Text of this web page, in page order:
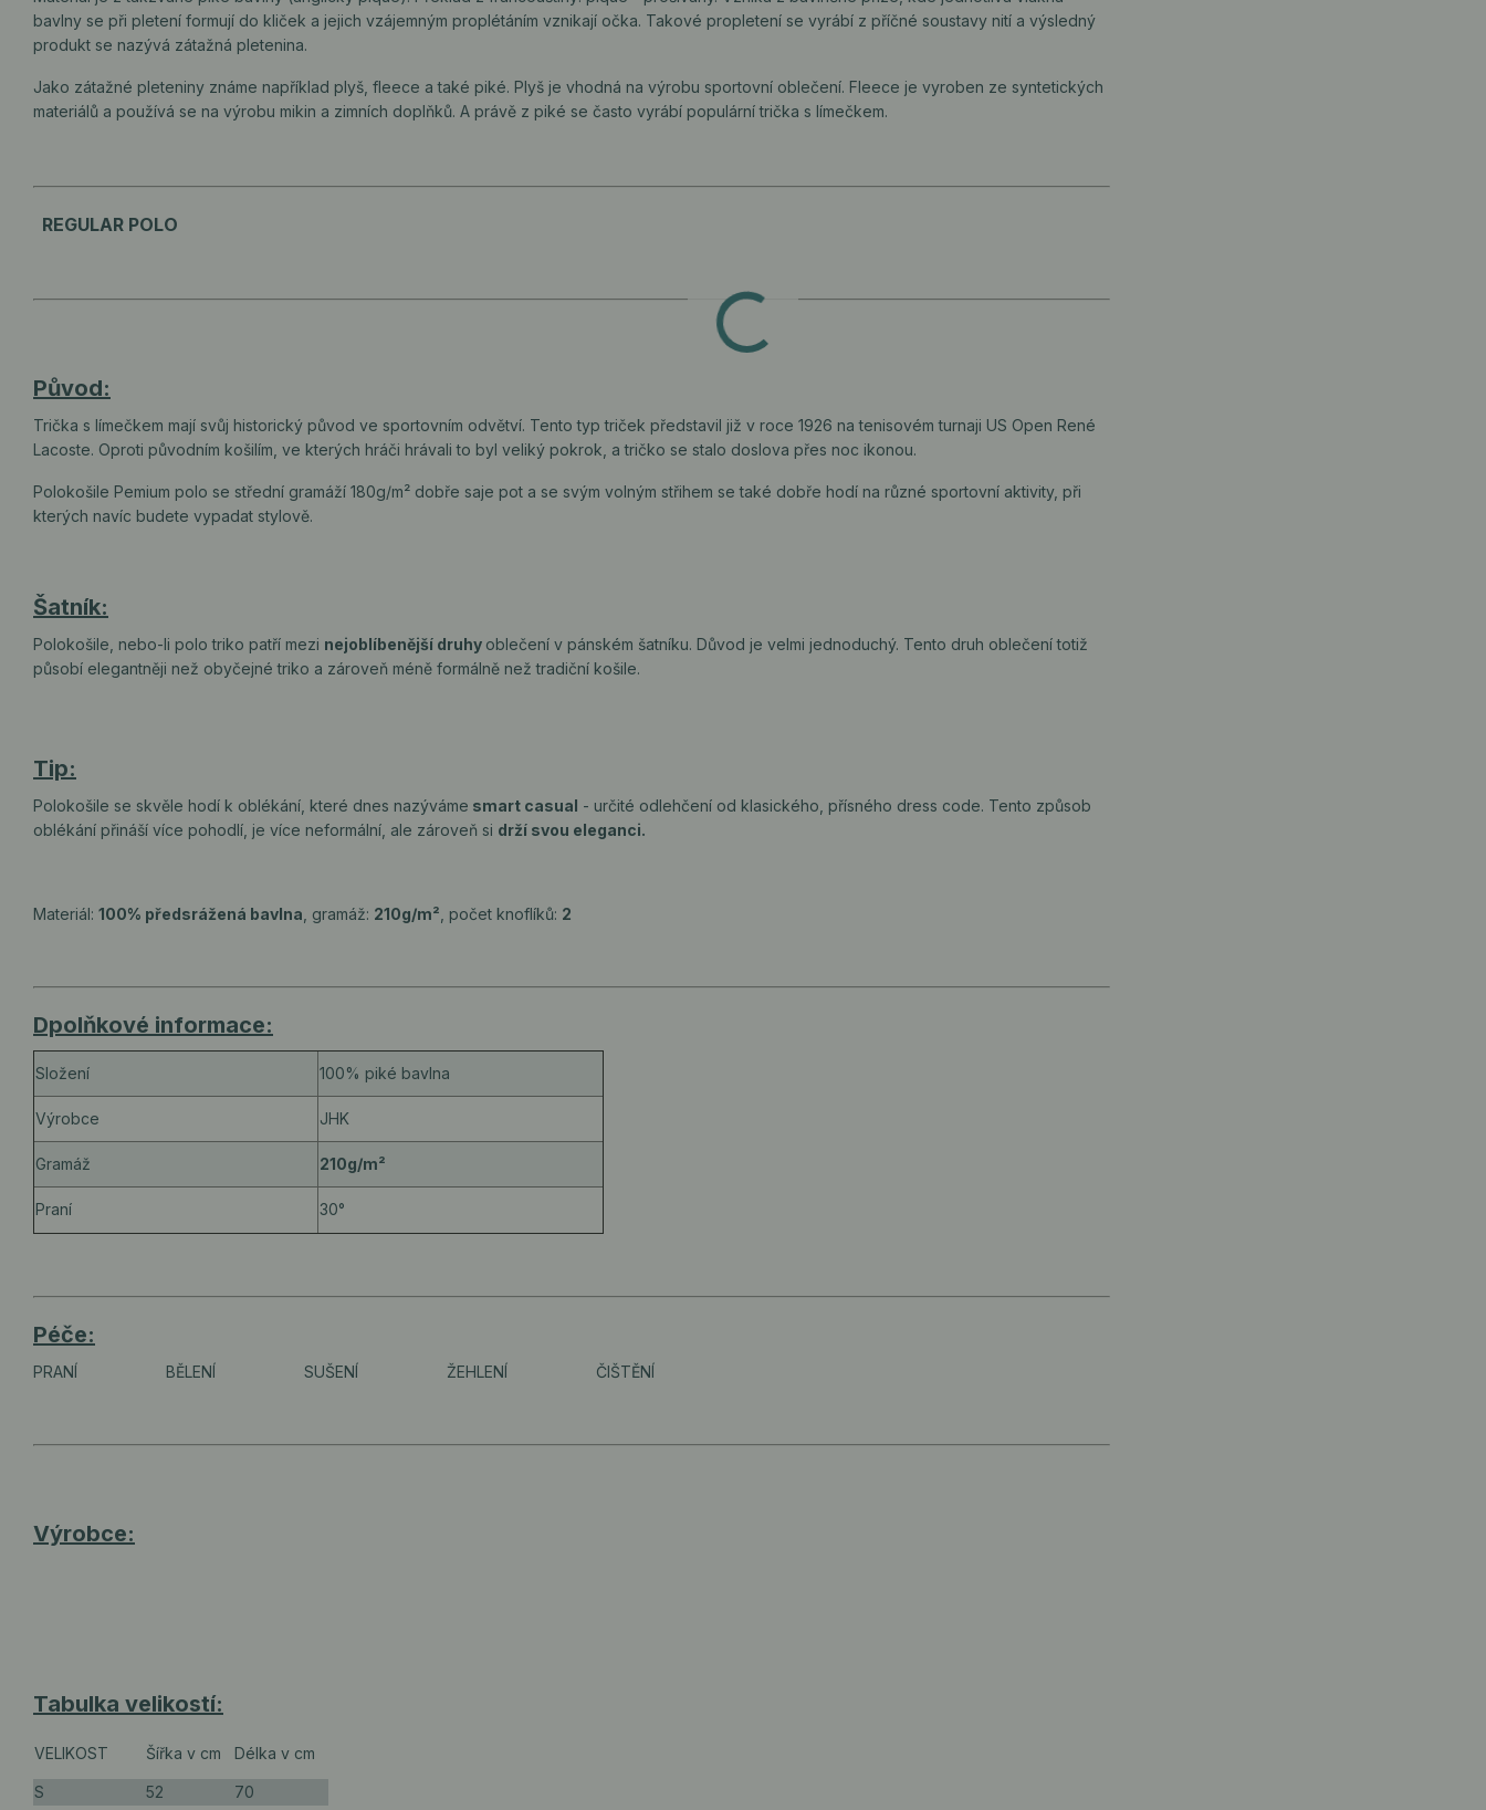
bavlny se při pletení formují do kliček a jejich vzájemným proplétáním vznikají očka. Takové propletení se vyrábí z příčné soustavy nití a výsledný
produkt se nazývá zátažná pletenina.
Jako zátažné pleteniny známe například plyš, fleece a také piké. Plyš je vhodná na výrobu sportovní oblečení. Fleece je vyroben ze syntetických
materiálů a používá se na výrobu mikin a zimních doplňků. A právě z piké se často vyrábí populární trička s límečkem.
REGULAR POLO
Původ:
Trička s límečkem mají svůj historický původ ve sportovním odvětví. Tento typ triček představil již v roce 1926 na tenisovém turnaji US Open René
Lacoste. Oproti původním košilím, ve kterých hráči hrávali to byl veliký pokrok, a tričko se stalo doslova přes noc ikonou.
Polokošile Pemium polo se střední gramáží 180g/m² dobře saje pot a se svým volným střihem se také dobře hodí na různé sportovní aktivity, při
kterých navíc budete vypadat stylově.
Šatník:
Polokošile, nebo-li polo triko patří mezi nejoblíbenější druhy oblečení v pánském šatníku. Důvod je velmi jednoduchý. Tento druh oblečení totiž
působí elegantněji než obyčejné triko a zároveň méně formálně než tradiční košile.
Tip:
Polokošile se skvěle hodí k oblékání, které dnes nazýváme smart casual - určité odlehčení od klasického, přísného dress code. Tento způsob
oblékání přináší více pohodlí, je více neformální, ale zároveň si drží svou eleganci.
Materiál: 100% předsrážená bavlna , gramáž: 210g/m² , počet knoflíků: 2
Dpolňkové informace:
Složení 100% piké bavlna
Výrobce JHK
Gramáž 210g/m²
Praní 30°
Péče:
PRANÍ BĚLENÍ SUŠENÍ ŽEHLENÍ ČIŠTĚNÍ
Výrobce:
Tabulka velikostí:
VELIKOST Šířka v cm Délka v cm
S 52
70